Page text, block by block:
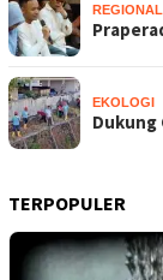
REGIONAL
EKOLOGI
Dukung
TERPOPULER